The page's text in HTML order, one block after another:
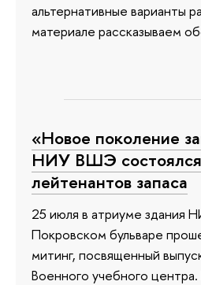
альтернативные варианты
материале рассказываем
«Новое поколение
НИУ ВШЭ состоялся
лейтенантов запаса
25 июля в атриуме здания
Покровском бульваре
митинг, посвященный
Военного учебного центра.